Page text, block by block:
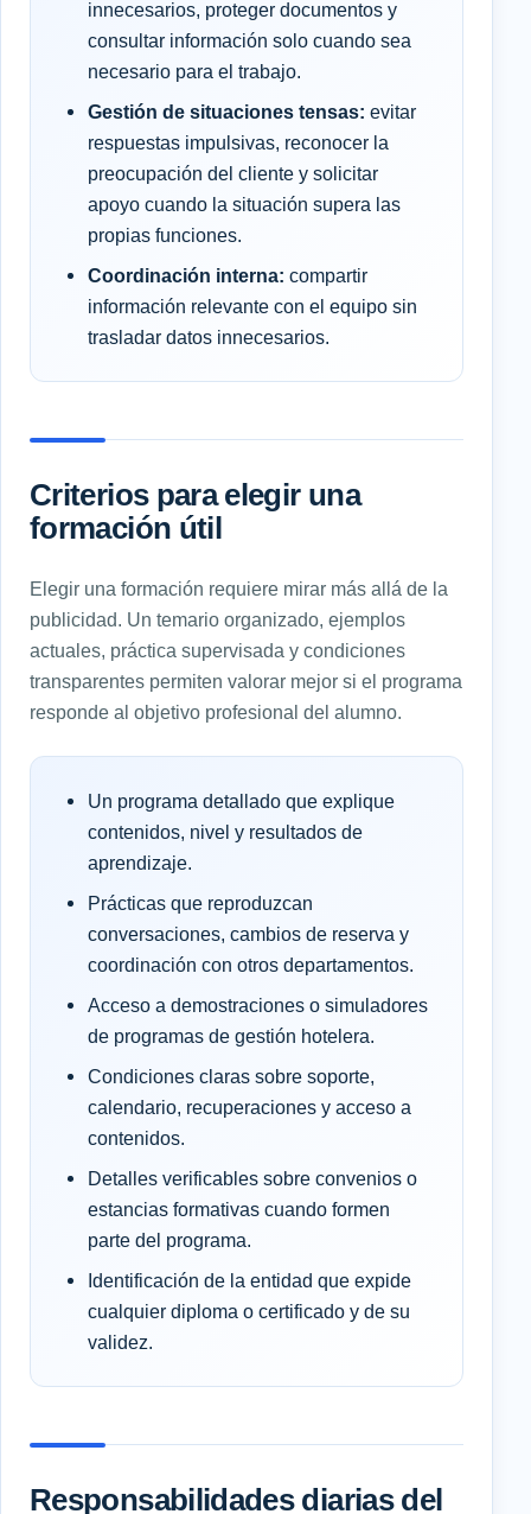
innecesarios, proteger documentos y
consultar información solo cuando sea
necesario para el trabajo.
Gestión de situaciones tensas: evitar
respuestas impulsivas, reconocer la
preocupación del cliente y solicitar
apoyo cuando la situación supera las
propias funciones.
Coordinación interna: compartir
información relevante con el equipo sin
trasladar datos innecesarios.
Criterios para elegir una
formación útil
Elegir una formación requiere mirar más allá de la
publicidad. Un temario organizado, ejemplos
actuales, práctica supervisada y condiciones
transparentes permiten valorar mejor si el programa
responde al objetivo profesional del alumno.
Un programa detallado que explique
contenidos, nivel y resultados de
aprendizaje.
Prácticas que reproduzcan
conversaciones, cambios de reserva y
coordinación con otros departamentos.
Acceso a demostraciones o simuladores
de programas de gestión hotelera.
Condiciones claras sobre soporte,
calendario, recuperaciones y acceso a
contenidos.
Detalles verificables sobre convenios o
estancias formativas cuando formen
parte del programa.
Identificación de la entidad que expide
cualquier diploma o certificado y de su
validez.
Responsabilidades diarias del